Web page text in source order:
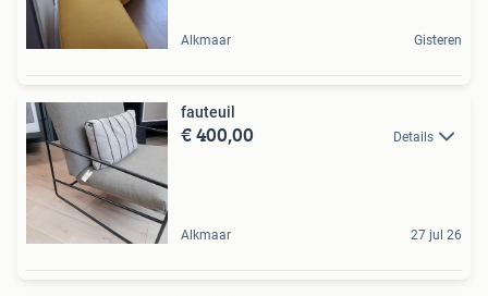
Alkmaar Gisteren
fauteuil
€ 400,00 Details
Alkmaar 27 jul 26